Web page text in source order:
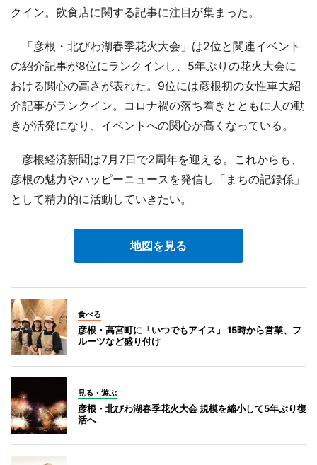
クイン。飲食店に関する記事に注目が集まった。
「彦根・北びわ湖春季花火大会」は2位と関連イベント
の紹介記事が8位にランクインし、5年ぶりの花火大会に
おける関心の高さが表れた。9位には彦根初の女性車夫紹
介記事がランクイン。コロナ禍の落ち着きとともに人の動
きが活発になり、イベントへの関心が高くなっている。
彦根経済新聞は7月7日で2周年を迎える。これからも、
彦根の魅力やハッピーニュースを発信し「まちの記録係」
として精力的に活動していきたい。
地図を見る
食べる
彦根・高宮町に「いつでもアイス」 15時から営業、フ
ルーツなど盛り付け
見る・遊ぶ
彦根・北びわ湖春季花火大会 規模を縮小して5年ぶり復
活へ